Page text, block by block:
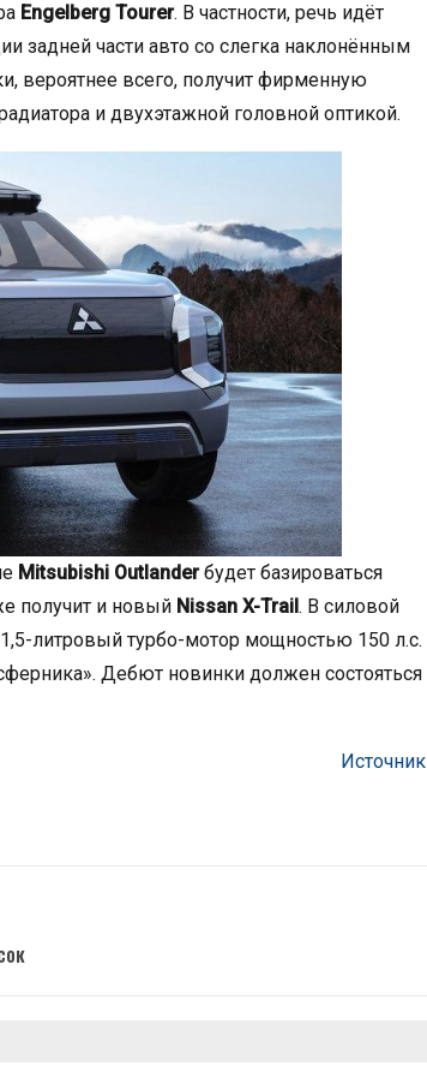
Engelberg Tourer. В частности, речь идёт
задней части авто со слегка наклонённым
вероятнее всего, получит фирменную
и двухэтажной головной оптикой.
Mitsubishi Outlanderбудет базироваться
получит и новый Nissan X-Trail. В силовой
литровый турбо-мотор мощностью 150 л.с.
Дебют новинки должен состояться
Источник